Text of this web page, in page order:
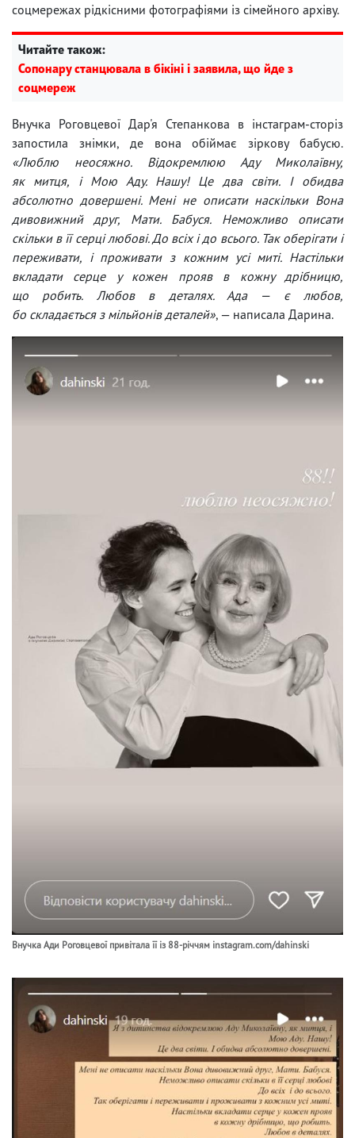
соцмережах рідкісними фотографіями із сімейного архіву.
Читайте також:
Сопонару станцювала в бікіні і заявила, що йде з
соцмереж
Внучка Роговцевої Дар'я Степанкова в інстаграм-сторіз
запостила знімки, де вона обіймає зіркову бабусю.
«Люблю неосяжно. Відокремлюю Аду Миколаївну,
як митця, і Мою Аду. Нашу! Це два світи. І обидва
абсолютно довершені. Мені не описати наскільки Вона
дивовижний друг, Мати. Бабуся. Неможливо описати
скільки в її серці любові. До всіх і до всього. Так оберігати і
переживати, і проживати з кожним усі миті. Настільки
вкладати серце у кожен прояв в кожну дрібницю,
що робить. Любов в деталях. Ада — є любов,
бо складається з мільйонів деталей», — написала Дарина.
Внучка Ади Роговцевої привітала її із 88-річчям instagram.com/dahinski